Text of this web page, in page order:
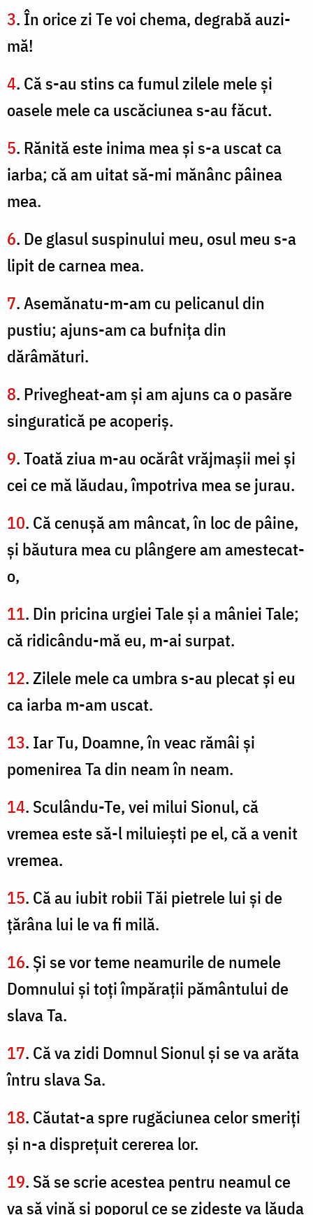
3. În orice zi Te voi chema, degrabă auzi-
mă!
4. Că s-au stins ca fumul zilele mele şi
oasele mele ca uscăciunea s-au făcut.
5. Rănită este inima mea şi s-a uscat ca
iarba; că am uitat să-mi mănânc pâinea
mea.
6. De glasul suspinului meu, osul meu s-a
lipit de carnea mea.
7. Asemănatu-m-am cu pelicanul din
pustiu; ajuns-am ca bufniţa din
dărâmături.
8. Privegheat-am şi am ajuns ca o pasăre
singuratică pe acoperiş.
9. Toată ziua m-au ocărât vrăjmaşii mei şi
cei ce mă lăudau, împotriva mea se jurau.
10. Că cenuşă am mâncat, în loc de pâine,
şi băutura mea cu plângere am amestecat-
o,
11. Din pricina urgiei Tale şi a mâniei Tale;
că ridicându-mă eu, m-ai surpat.
12. Zilele mele ca umbra s-au plecat şi eu
ca iarba m-am uscat.
13. Iar Tu, Doamne, în veac rămâi şi
pomenirea Ta din neam în neam.
14. Sculându-Te, vei milui Sionul, că
vremea este să-l miluieşti pe el, că a venit
vremea.
15. Că au iubit robii Tăi pietrele lui şi de
ţărâna lui le va fi milă.
16. Și se vor teme neamurile de numele
Domnului şi toţi împăraţii pământului de
slava Ta.
17. Că va zidi Domnul Sionul şi se va arăta
întru slava Sa.
18. Căutat-a spre rugăciunea celor smeriţi
şi n-a dispreţuit cererea lor.
19. Să se scrie acestea pentru neamul ce
va să vină şi poporul ce se zideşte va lăuda